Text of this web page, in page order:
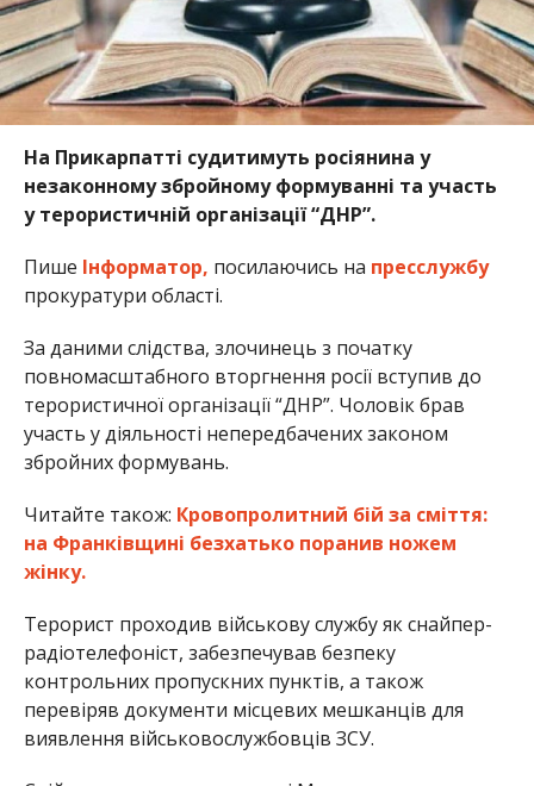
На Прикарпатті судитимуть росіянина у
незаконному збройному формуванні та участь
у терористичній організації “ДНР”.
Пише Інформатор, посилаючись на пресслужбу
прокуратури області.
За даними слідства, злочинець з початку
повномасштабного вторгнення росії вступив до
терористичної організації “ДНР”. Чоловік брав
участь у діяльності непередбачених законом
збройних формувань.
Читайте також: Кровопролитний бій за сміття:
на Франківщині безхатько поранив ножем
жінку.
Терорист проходив військову службу як снайпер-
радіотелефоніст, забезпечував безпеку
контрольних пропускних пунктів, а також
перевіряв документи місцевих мешканців для
виявлення військовослужбовців ЗСУ.